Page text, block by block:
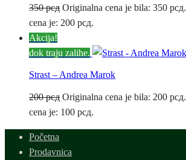
350рсд Originalna cena je bila: 350 рсд.
cena je: 200 рсд.
Akcija!
dok traju zalihe.
Strast – Andrea Marok
200рсд Originalna cena je bila: 200 рсд.
cena je: 100 рсд.
Početna
Prodavnica